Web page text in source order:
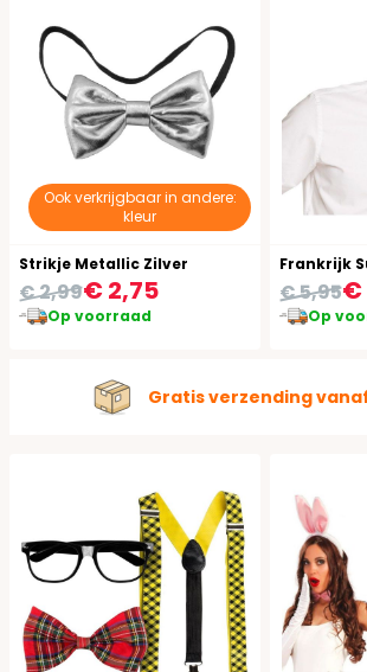
Ook verkrijgbaar in andere:
kleur
Strikje Metallic Zilver
€ 2,75
€ 2,99
Op voorraad
€
€ 5,95
Op
Gratis verzending